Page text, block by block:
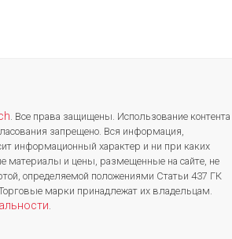
. Все права защищены. Использование контента
запрещено. Вся информация,
информационный характер и ни при каких
материалы и цены, размещенные на сайте, не
определяемой положениями Статьи 437 ГК
марки принадлежат их владельцам.
.